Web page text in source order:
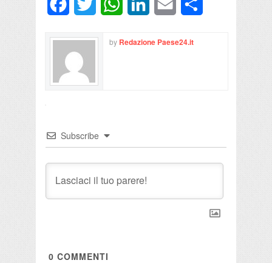
FacebookTwitter WhatsAppLinkedInEmail
by Redazione Paese24.it
Subscribe
0 COMMENTI